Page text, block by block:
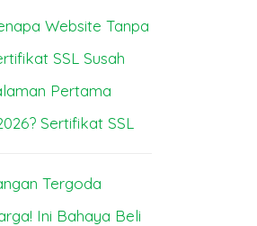
Website Tanpa
SSL Susah
Pertama
Sertifikat SSL
Tergoda
Ini Bahaya Beli